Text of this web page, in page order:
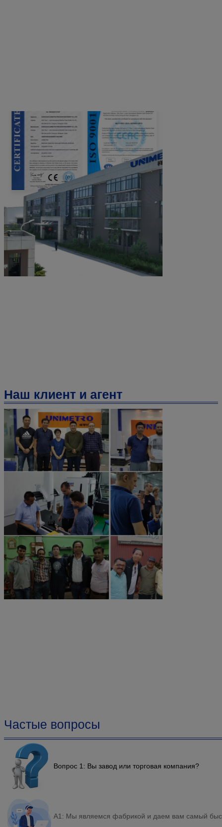
Наш клиент и агент
Частые вопросы
Вопрос 1: Вы завод или торговая компания?
A1: Мы являемся фабрикой и даем вам самый